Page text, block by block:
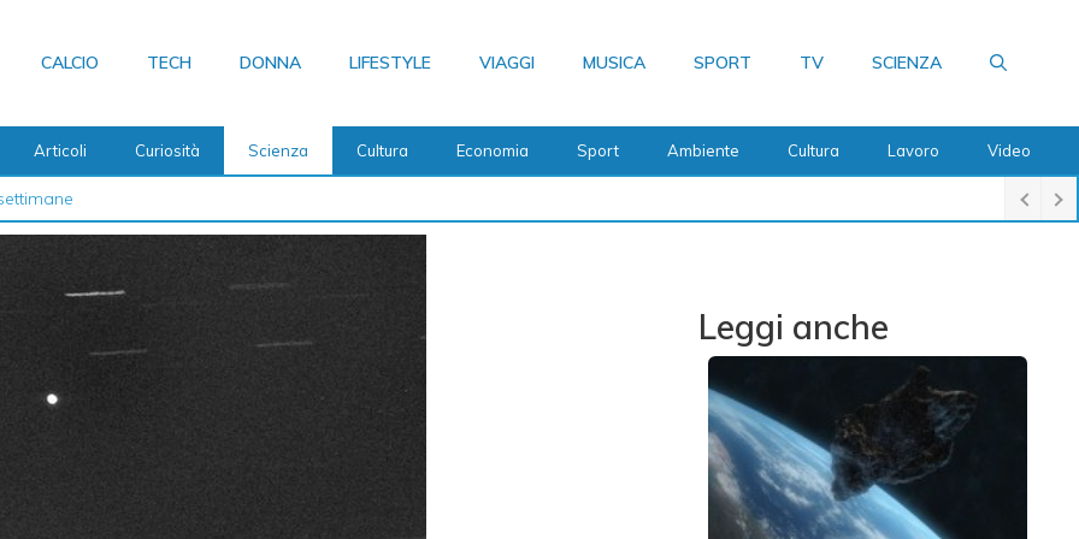
CALCIO TECH DONNA LIFESTYLE VIAGGI MUSICA SPORT TV SCIENZA
Articoli Curiosità Scienza Cultura Economia Sport Ambiente Cultura Lavoro Video
Leggi anche